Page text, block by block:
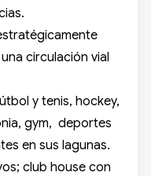
circulación vial
y tenis, hockey,
gym, deportes
en sus lagunas.
club house con